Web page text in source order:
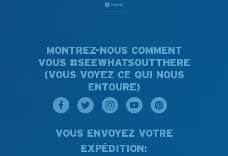
MONTREZ-NOUS COMMENT
VOUS #SEEWHATSOUTTHERE
(VOUS VOYEZ CE QUI NOUS
ENTOURE)
VOUS ENVOYEZ VOTRE
EXPÉDITION: